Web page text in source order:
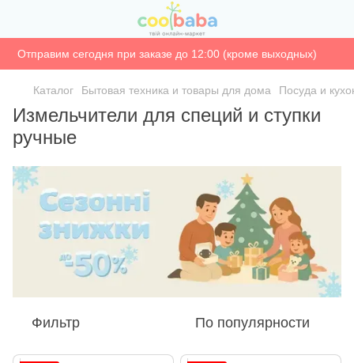
Отправим сегодня при заказе до 12:00 (кроме выходных)
Каталог Бытовая техника и товары для дома Посуда и
Измельчители для специй и ступки
ручные
Фильтр По популярности